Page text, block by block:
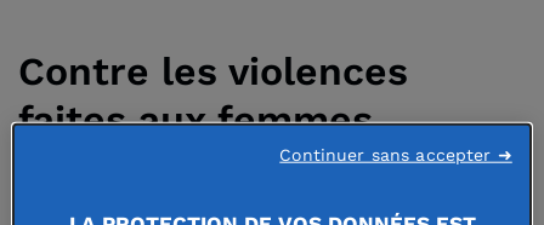
Contre les violences
faites aux femmes,
conjuguer urgence et
Continuer sans accepter ➜